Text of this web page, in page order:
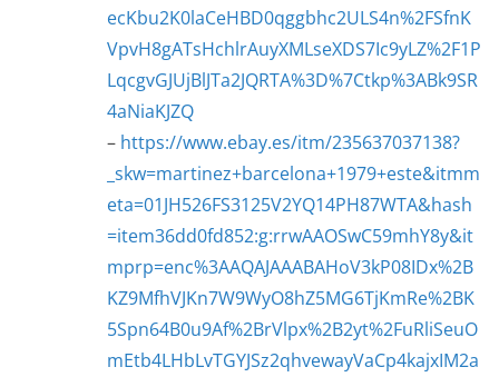
ecKbu2K0laCeHBD0qggbhc2ULS4n%2FSfnK
VpvH8gATsHchlrAuyXMLseXDS7Ic9yLZ%2F1P
LqcgvGJUjBlJTa2JQRTA%3D%7Ctkp%3ABk9SR
4aNiaKJZQ
– https://www.ebay.es/itm/235637037138?
_skw=martinez+barcelona+1979+este&itmm
eta=01JH526FS3125V2YQ14PH87WTA&hash
=item36dd0fd852:g:rrwAAOSwC59mhY8y&it
mprp=enc%3AAQAJAAABAHoV3kP08IDx%2B
KZ9MfhVJKn7W9WyO8hZ5MG6TjKmRe%2BK
5Spn64B0u9Af%2BrVlpx%2B2yt%2FuRliSeuO
mEtb4LHbLvTGYJSz2qhvewayVaCp4kajxIM2a